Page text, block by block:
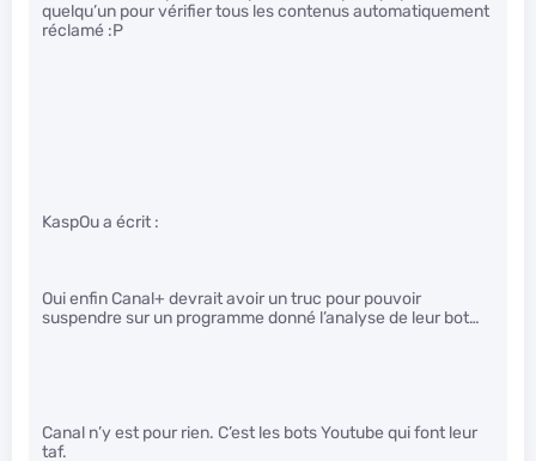
quelqu’un pour vérifier tous les contenus automatiquement
réclamé :P
KaspOu a écrit :
Oui enfin Canal+ devrait avoir un truc pour pouvoir
suspendre sur un programme donné l’analyse de leur bot…
Canal n’y est pour rien. C’est les bots Youtube qui font leur
taf.